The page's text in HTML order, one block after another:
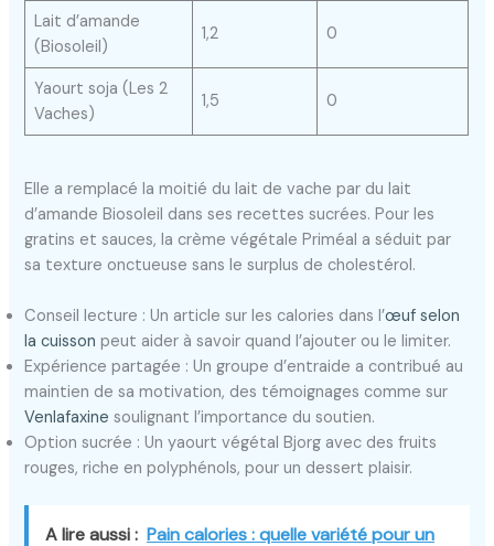
Lait d’amande
(Biosoleil)
1,2 0
Yaourt soja (Les 2
Vaches)
1,5 0
Elle a remplacé la moitié du lait de vache par du lait
d’amande Biosoleil dans ses recettes sucrées. Pour les
gratins et sauces, la crème végétale Priméal a séduit par
sa texture onctueuse sans le surplus de cholestérol.
Conseil lecture : Un article sur les calories dans l’œuf selon
la cuisson peut aider à savoir quand l’ajouter ou le limiter.
Expérience partagée : Un groupe d’entraide a contribué au
maintien de sa motivation, des témoignages comme sur
Venlafaxine soulignant l’importance du soutien.
Option sucrée : Un yaourt végétal Bjorg avec des fruits
rouges, riche en polyphénols, pour un dessert plaisir.
A lire aussi : Pain calories : quelle variété pour un